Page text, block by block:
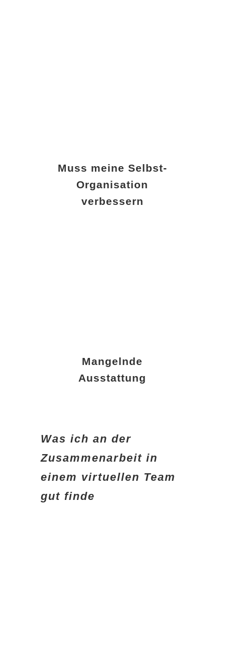
Muss meine Selbst-
Organisation
verbessern
Mangelnde
Ausstattung
Was ich an der
Zusammenarbeit in
einem virtuellen Team
gut finde